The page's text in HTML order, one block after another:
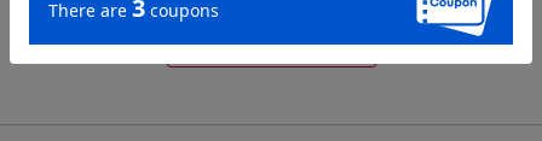
VIEW ALL